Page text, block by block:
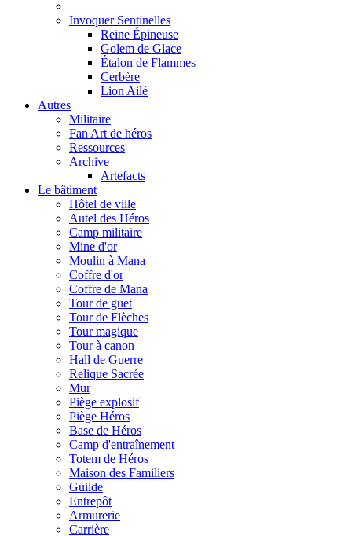
Invoquer Sentinelles
Reine Épineuse
Golem de Glace
Étalon de Flammes
Cerbère
Lion Ailé
Autres
Militaire
Fan Art de héros
Ressources
Archive
Artefacts
Le bâtiment
Hôtel de ville
Autel des Héros
Camp militaire
Mine d'or
Moulin à Mana
Coffre d'or
Coffre de Mana
Tour de guet
Tour de Flèches
Tour magique
Tour à canon
Hall de Guerre
Relique Sacrée
Mur
Piège explosif
Piège Héros
Base de Héros
Camp d'entraînement
Totem de Héros
Maison des Familiers
Guilde
Entrepôt
Armurerie
Carrière